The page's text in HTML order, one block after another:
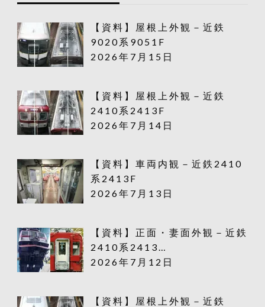
【資料】屋根上外観－近鉄
9020系9051F
2026年7月15日
【資料】屋根上外観－近鉄
2410系2413F
2026年7月14日
【資料】車両内観－近鉄2410
系2413F
2026年7月13日
【資料】正面・妻面外観－近鉄
2410系2413…
2026年7月12日
【資料】屋根上外観－近鉄